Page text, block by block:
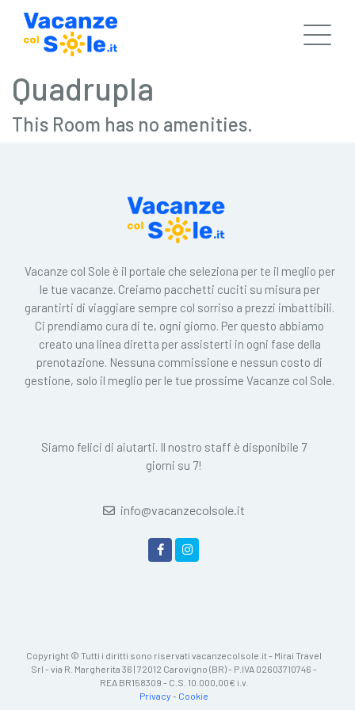
Quadrupla
This Room has no amenities.
Vacanze col Sole è il portale che seleziona per te il meglio per
le tue vacanze. Creiamo pacchetti cuciti su misura per
garantirti di viaggiare sempre col sorriso a prezzi imbattibili.
Ci prendiamo cura di te, ogni giorno. Per questo abbiamo
creato una linea diretta per assisterti in ogni fase della
prenotazione. Nessuna commissione e nessun costo di
gestione, solo il meglio per le tue prossime Vacanze col Sole.
Siamo felici di aiutarti. Il nostro staff è disponibile 7
giorni su 7!
info@vacanzecolsole.it
Copyright © Tutti i diritti sono riservati vacanzecolsole.it - Mirai Travel
Srl - via R. Margherita 36 | 72012 Carovigno (BR) - P.IVA 02603710746 -
REA BR158309 - C.S. 10.000,00€ i.v.
Privacy - Cookie